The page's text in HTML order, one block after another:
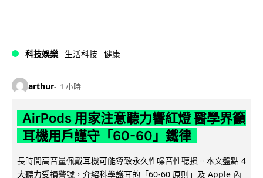
科技娛樂 生活科技 健康
arthur 1 小時
AirPods 用家注意聽力響紅燈 醫學界籲
耳機用戶謹守「60-60」鐵律
長時間高音量佩戴耳機可能導致永久性噪音性聽損。本文盤點 4
大聽力受損警號，介紹科學護耳的「60-60 原則」及 Apple 內